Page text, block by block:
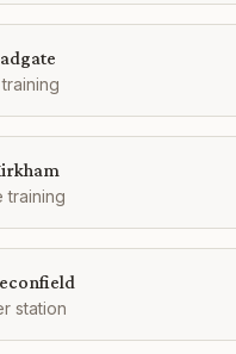
training
station